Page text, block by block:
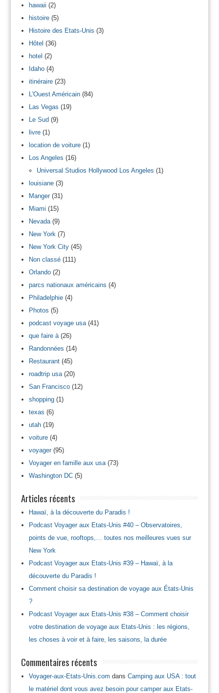
hawaii (2)
histoire(5)
Histoire des Etats-Unis (3)
Hôtel (36)
hotel (2)
Idaho(4)
itinéraire(23)
L'Ouest Américain(84)
Las Vegas (19)
Le Sud(9)
livre(1)
location de voiture(1)
Los Angeles (16)
Universal Studios Hollywood Los Angeles (1)
louisiane(3)
Manger(31)
Miami (15)
Nevada(9)
New York (7)
New York City(45)
Non classé(111)
Orlando(2)
parcs nationaux américains (4)
Philadelphie(4)
Photos (5)
podcast voyage usa(41)
que faire à(26)
Randonnées (14)
Restaurant(45)
roadtrip usa(20)
San Francisco(12)
shopping(1)
texas (6)
utah(19)
voiture(4)
voyager(95)
Voyager en famille aux usa(73)
Washington DC(5)
Articles récents
Hawaï, à la découverte du Paradis !
Podcast Voyager aux Etats-Unis #40 – Observatoires,
points de vue, rooftops,… toutes nos meilleures vues sur
New York
Podcast Voyager aux Etats-Unis #39 – Hawaï, à la
découverte du Paradis !
Comment choisir sa destination de voyage aux États-Unis
?
Podcast Voyager aux Etats-Unis #38 – Comment choisir
votre destination de voyage aux Etats-Unis : les régions,
les choses à voir et à faire, les saisons, la durée
Commentaires récents
Voyager-aux-Etats-Unis.com dans Camping aux USA : tout
le matériel dont vous avez besoin pour camper aux Etats-